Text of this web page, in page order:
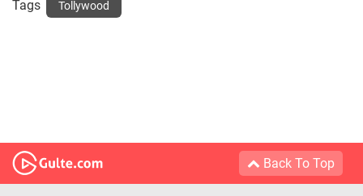
Tags Tollywood
Back To Top